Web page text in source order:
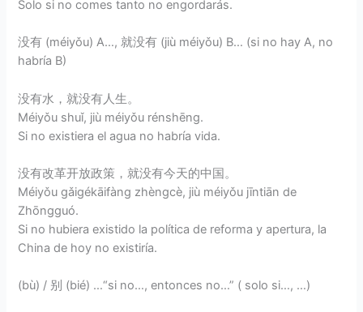
Solo si no comes tanto no engordarás.
没有 (méiyǒu) A…, 就没有 (jiù méiyǒu) B… (si no hay A, no
habría B)
没有水，就没有人生。
Méiyǒu shuǐ, jiù méiyǒu rénshēng.
Si no existiera el agua no habría vida.
没有改革开放政策，就没有今天的中国。
Méiyǒu gǎigékāifàng zhèngcè, jiù méiyǒu jīntiān de
Zhōngguó.
Si no hubiera existido la política de reforma y apertura, la
China de hoy no existiría.
(bù) / 别 (bié) …“si no…, entonces no…” ( solo si…, …)